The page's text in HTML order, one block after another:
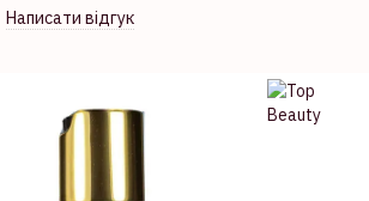
Написати відгук